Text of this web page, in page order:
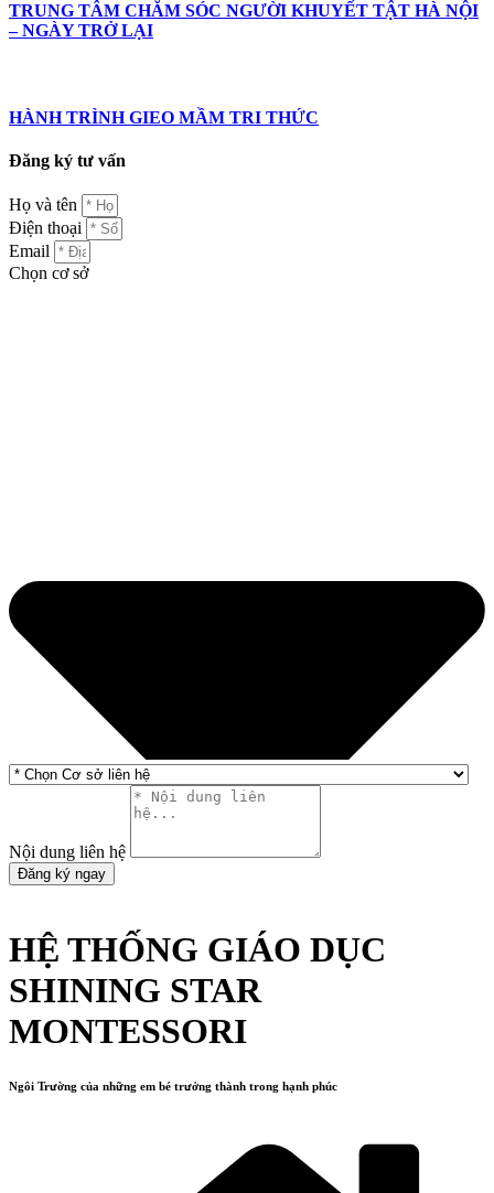
TRUNG TÂM CHĂM SÓC NGƯỜI KHUYẾT TẬT HÀ NỘI
– NGÀY TRỞ LẠI
HÀNH TRÌNH GIEO MẦM TRI THỨC
Đăng ký tư vấn
Họ và tên
Điện thoại
Email
Chọn cơ sở
Nội dung liên hệ
Đăng ký ngay
HỆ THỐNG GIÁO DỤC
SHINING STAR
MONTESSORI
Ngôi Trường của những em bé trưởng thành trong hạnh phúc